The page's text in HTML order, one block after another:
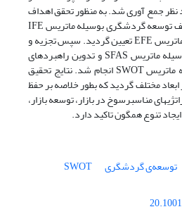
نظر جمع آوری شد. به منظور تحقق اهداف
تحقیق، ابتدا نقاط قوت و ضعف توسعه گردشگری بوسیله ماتریس IFE
و نقاط قوت و ضعف بوسیله ماتریس EFE تعیین گردید. سپس تجزیه و
تحلیل عوامل استراتژیک بوسیله ماتریس SFAS و تدوین راهبردهای
توسعه گردشگری به وسیله ماتریس SWOT انجام شد. نتایج تحقیق
ابعاد مختلف گردید که بطور خلاصه بر حفظ
مناسبرسوخ در بازار، توسعه بازار،
تنوع همگون تاکید دارد.
توسعه‌ی گردشگری SWOT